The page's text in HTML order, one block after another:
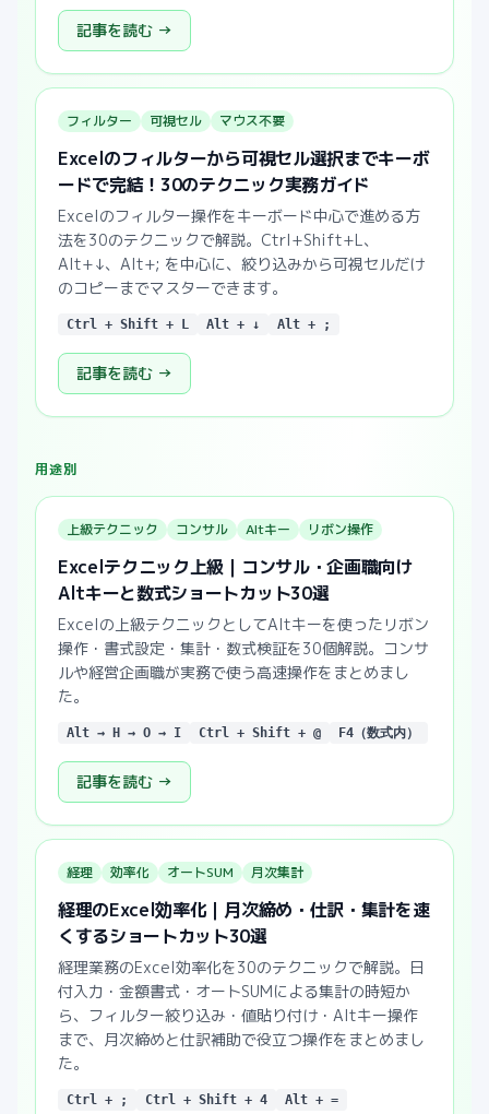
記事を読む →
フィルター 可視セル マウス不要
Excelのフィルターから可視セル選択までキーボ
ードで完結！30のテクニック実務ガイド
Excelのフィルター操作をキーボード中心で進める方
法を30のテクニックで解説。Ctrl+Shift+L、
Alt+↓、Alt+; を中心に、絞り込みから可視セルだけ
のコピーまでマスターできます。
Ctrl + Shift + L Alt + ↓ Alt + ;
記事を読む →
用途別
上級テクニック コンサル Altキー リボン操作
Excelテクニック上級｜コンサル・企画職向け
Altキーと数式ショートカット30選
Excelの上級テクニックとしてAltキーを使ったリボン
操作・書式設定・集計・数式検証を30個解説。コンサ
ルや経営企画職が実務で使う高速操作をまとめまし
た。
Alt → H → O → I Ctrl + Shift + @ F4（数式内）
記事を読む →
経理 効率化 オートSUM 月次集計
経理のExcel効率化｜月次締め・仕訳・集計を速
くするショートカット30選
経理業務のExcel効率化を30のテクニックで解説。日
付入力・金額書式・オートSUMによる集計の時短か
ら、フィルター絞り込み・値貼り付け・Altキー操作
まで、月次締めと仕訳補助で役立つ操作をまとめまし
た。
Ctrl + ; Ctrl + Shift + 4 Alt + =